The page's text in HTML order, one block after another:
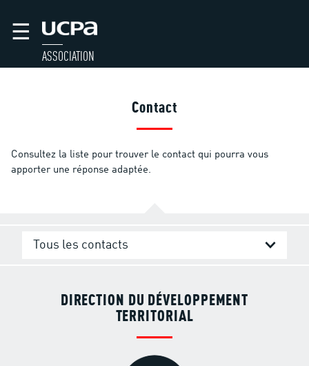
☰
ASSOCIATION
Contact
Consultez la liste pour trouver le contact qui pourra vous
apporter une réponse adaptée.
Tous les contacts
DIRECTION DU DÉVELOPPEMENT
TERRITORIAL